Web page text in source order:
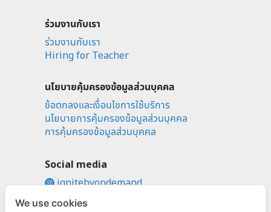
ร่วมงานกับเรา
ร่วมงานกับเรา
Hiring for Teacher
นโยบายคุ้มครองข้อมูลส่วนบุคคล
ข้อตกลงและเงื่อนไขการใช้บริการ
นโยบายการคุ้มครองข้อมูลส่วนบุคคล
การคุ้มครองข้อมูลส่วนบุคคล
Social media
ignitebyondemand
fb.com/ignitebyondemand
We use cookies